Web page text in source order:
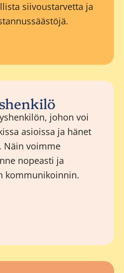
siivoustarvetta ja
johon voi
asioissa ja hänet
Näin voimme
nopeasti ja
kommunikoinnin.